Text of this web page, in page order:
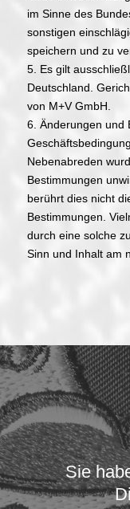
im Sinne des
sonstigen
speichern und zu
5. Es gilt
Deutschland.
von M+V GmbH.
6. Änderungen und
Nebenabreden
Bestimmungen
berührt dies nicht
Bestimmungen.
durch eine solche
Sinn und Inhalt am
Sie